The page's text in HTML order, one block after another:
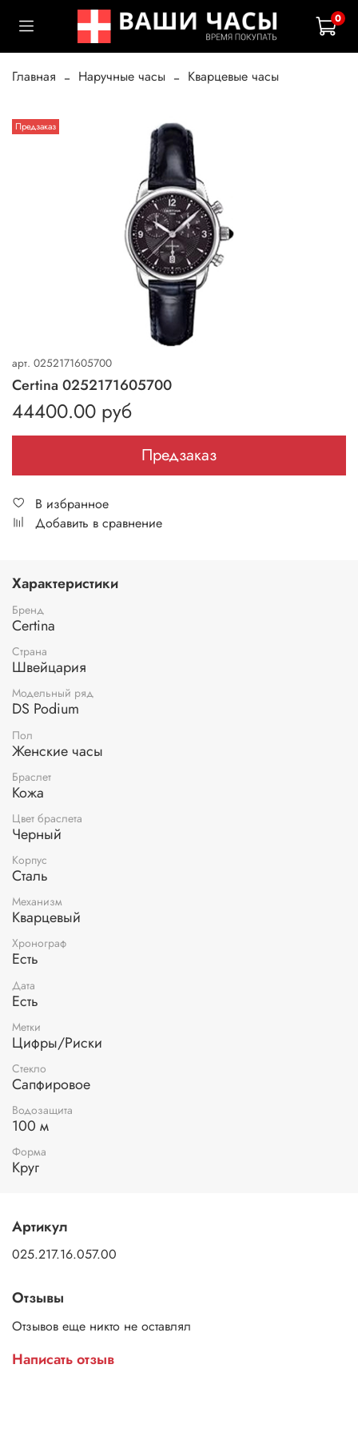
0
Главная Наручные часы Кварцевые часы
Предзаказ
арт. 0252171605700
Certina 0252171605700
44400.00 руб
Предзаказ
В избранное
Добавить в сравнение
Характеристики
Бренд
Certina
Страна
Швейцария
Модельный ряд
DS Podium
Пол
Женские часы
Браслет
Кожа
Цвет браслета
Черный
Корпус
Сталь
Механизм
Кварцевый
Хронограф
Есть
Дата
Есть
Метки
Цифры/Риски
Стекло
Сапфировое
Водозащита
100 м
Форма
Круг
Артикул
025.217.16.057.00
Отзывы
Отзывов еще никто не оставлял
Написать отзыв